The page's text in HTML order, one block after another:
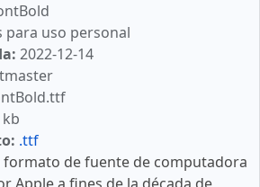
para uso personal
2022-12-14
kb
.ttf
formato de fuente de computadora